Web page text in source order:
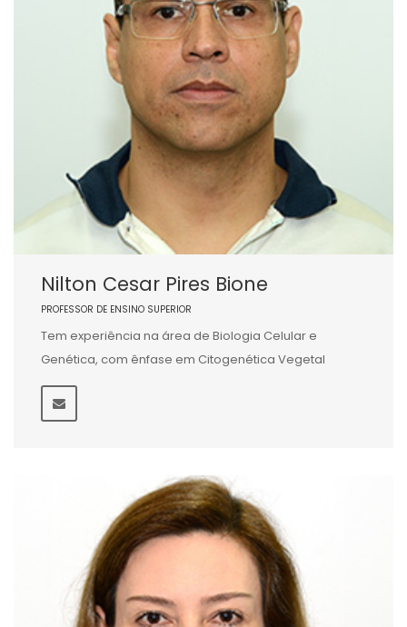
Nilton Cesar Pires Bione
PROFESSOR DE ENSINO SUPERIOR
Tem experiência na área de Biologia Celular e
Genética, com ênfase em Citogenética Vegetal